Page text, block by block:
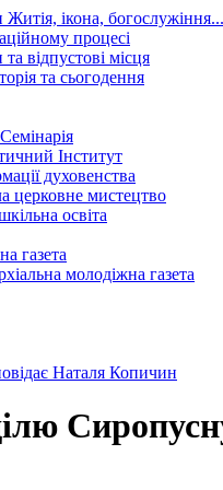
Житія, ікона, богослужіння...
процесі
та відпустові місця
та сьогодення
Інститут
духовенства
церковне мистецтво
освіта
газета
молодіжна газета
Наталя Копичин